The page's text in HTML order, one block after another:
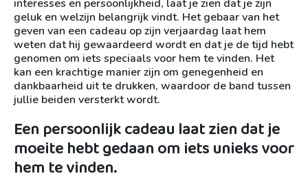
interesses en persoonlijkheid, laat je zien dat je zijn
geluk en welzijn belangrijk vindt. Het gebaar van het
geven van een cadeau op zijn verjaardag laat hem
weten dat hij gewaardeerd wordt en dat je de tijd hebt
genomen om iets speciaals voor hem te vinden. Het
kan een krachtige manier zijn om genegenheid en
dankbaarheid uit te drukken, waardoor de band tussen
jullie beiden versterkt wordt.
Een persoonlijk cadeau laat zien dat je
moeite hebt gedaan om iets unieks voor
hem te vinden.